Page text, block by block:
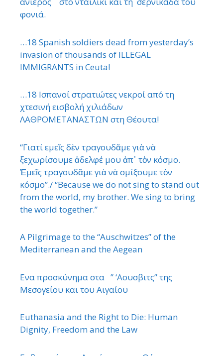
φονιά.
…18 Spanish soldiers dead from yesterday’s
invasion of thousands of ILLEGAL
IMMIGRANTS in Ceuta!
…18 Ισπανοί στρατιώτες νεκροί από τη
χτεσινή εισβολή χιλιάδων
ΛΑΘΡΟΜΕΤΑΝΑΣΤΩΝ στη Θέουτα!
“Γιατί εμεῖς δὲν τραγουδᾶμε γιὰ νὰ
ξεχωρίσουμε ἀδελφέ μου ἀπ᾿ τὸν κόσμο.
Ἐμεῖς τραγουδᾶμε γιὰ νὰ σμίξουμε τὸν
κόσμο”./ “Because we do not sing to stand out
from the world, my brother. We sing to bring
the world together.”
A Pilgrimage to the “Auschwitzes” of the
Mediterranean and the Aegean
΄Ενα προσκύνημα στα ” ‘Αουσβιτς” της
Μεσογείου και του Αιγαίου
Euthanasia and the Right to Die: Human
Dignity, Freedom and the Law